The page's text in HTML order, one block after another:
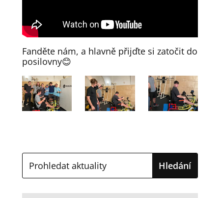
Fanděte nám, a hlavně přijďte si zatočit do
posilovny😊